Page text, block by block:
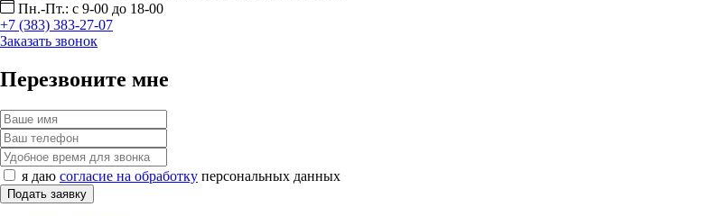
Пн.-Пт.: с 9-00 до 18-00
+7 (383) 383-27-07
Заказать звонок
Перезвоните мне
я даю согласие на обработку персональных данных